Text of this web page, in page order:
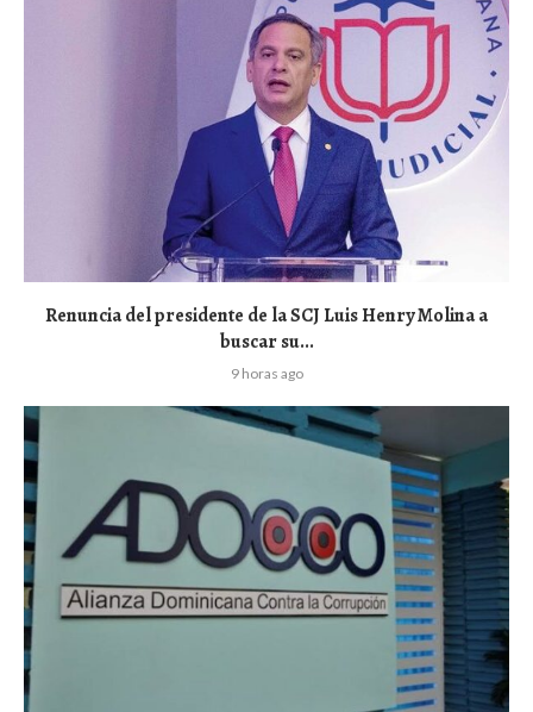
Renuncia del presidente de la SCJ Luis Henry Molina a
buscar su...
9 horas ago